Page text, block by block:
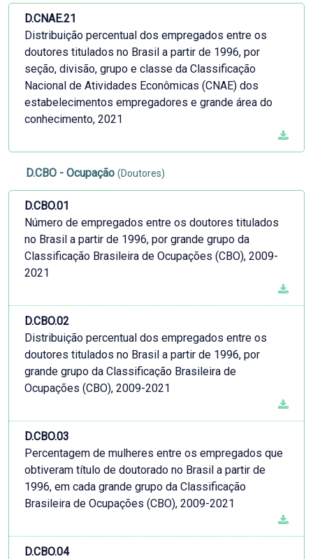
D.CNAE.21
Distribuição percentual dos empregados entre os
doutores titulados no Brasil a partir de 1996, por
seção, divisão, grupo e classe da Classificação
Nacional de Atividades Econômicas (CNAE) dos
estabelecimentos empregadores e grande área do
conhecimento, 2021
D.CBO - Ocupação (Doutores)
D.CBO.01
Número de empregados entre os doutores titulados
no Brasil a partir de 1996, por grande grupo da
Classificação Brasileira de Ocupações (CBO), 2009-
2021
D.CBO.02
Distribuição percentual dos empregados entre os
doutores titulados no Brasil a partir de 1996, por
grande grupo da Classificação Brasileira de
Ocupações (CBO), 2009-2021
D.CBO.03
Percentagem de mulheres entre os empregados que
obtiveram título de doutorado no Brasil a partir de
1996, em cada grande grupo da Classificação
Brasileira de Ocupações (CBO), 2009-2021
D.CBO.04